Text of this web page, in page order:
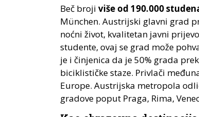
Beč broji više od 190.000
München. Austrijski glavni grad
noćni život, kvalitetan javni
studente, ovaj se grad može
je i činjenica da je 50% grada
biciklističke staze. Privlači
Europe. Austrijska metropola
gradove poput Praga, Rima,